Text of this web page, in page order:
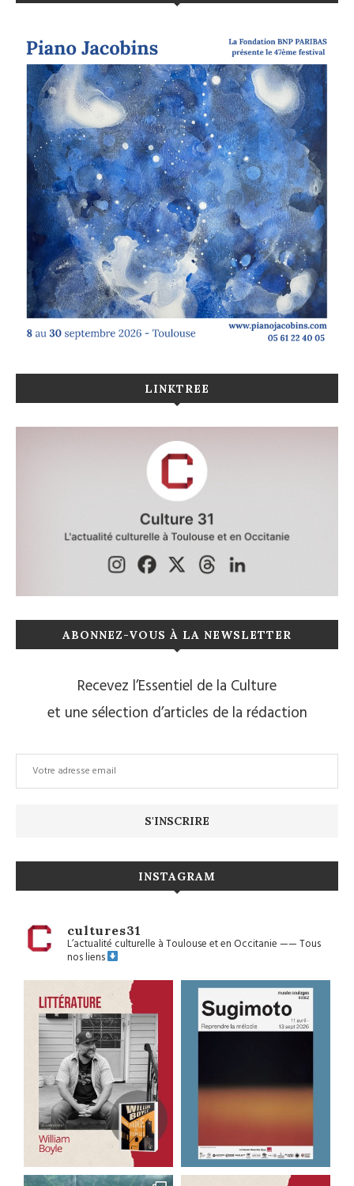
LINKTREE
ABONNEZ-VOUS À LA NEWSLETTER
Recevez l’Essentiel de la Culture
et une sélection d’articles de la rédaction
INSTAGRAM
cultures31
L’actualité culturelle à Toulouse et en Occitanie——Tous
nos liens